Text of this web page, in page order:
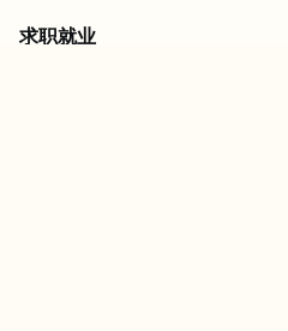
求职就业